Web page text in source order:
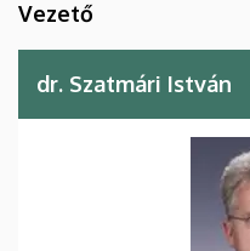
Vezető
dr. Szatmári István